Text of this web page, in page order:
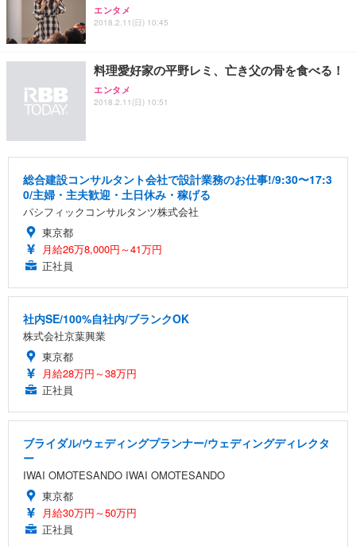
エンタメ
2018.2.11(日) 10:45
料理愛好家の平野レミ、亡き父の骨を食べる！
エンタメ
2018.2.11(日) 10:51
総合建設コンサルタント会社で設計業務のお仕事!/9:30〜17:3
0/主婦・主夫歓迎・土日休み・稼げる
パシフィックコンサルタンツ株式会社
東京都
月給26万8,000円～41万円
正社員
社内SE/100%自社内/ブランクOK
株式会社京葉興業
東京都
月給28万円～38万円
正社員
ブライダル/ウェディングプランナー/ウェディングディレクタ
ー
IWAI OMOTESANDO IWAI OMOTESANDO
東京都
月給30万円～50万円
正社員